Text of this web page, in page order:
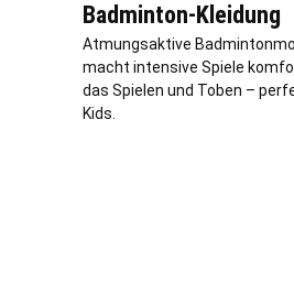
Badminton-Kleidung
Atmungsaktive
macht intensive Spiele
das Spielen und Toben –
Kids.